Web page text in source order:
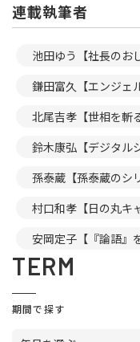
連載執筆者
池田ゆう【社長のお
鎌田富久【エンジェ
北尾吉孝【世相を斬
鈴木康弘【デジタル
孫泰蔵【孫泰蔵のシ
村口和孝【日の丸キ
安岡定子【『論語』
TERM
期間で探す